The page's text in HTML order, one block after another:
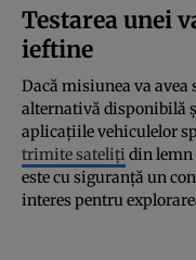
Testarea unei
ieftine
Dacă misiunea va avea
alternativă disponibilă
aplicațiile vehiculelor
trimite sateliți din
este cu siguranță un
interes pentru